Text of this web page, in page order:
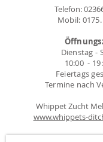
Telefon:
Mobil:
Dienstag -
10:00 -
Feiertags
Termine nach
Whippet Zucht
www.whippets-